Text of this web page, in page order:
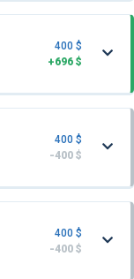
400 $
+696 $
400 $
-400 $
400 $
-400 $